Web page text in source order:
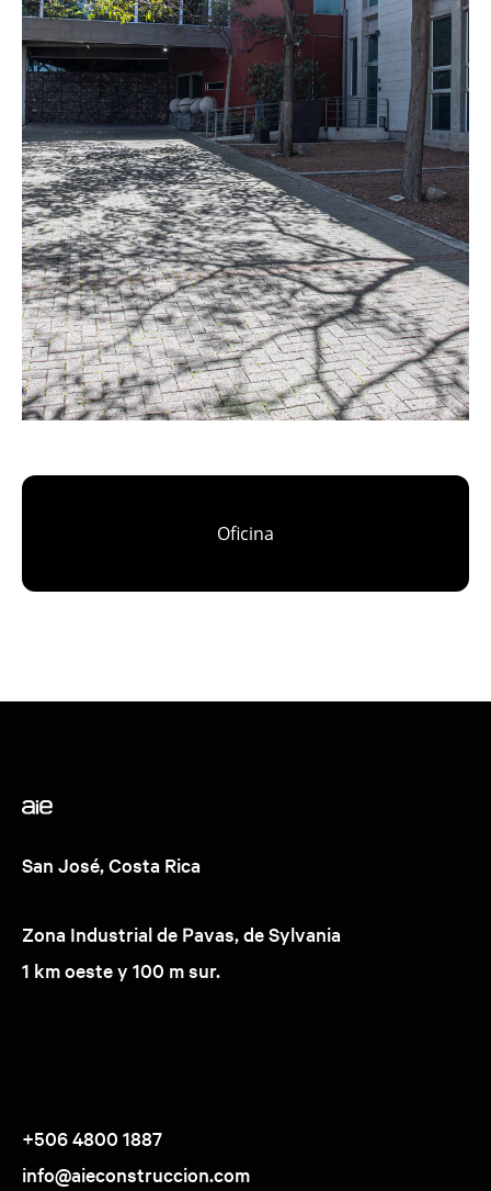
Oficina
San José, Costa Rica
Zona Industrial de Pavas, de Sylvania
1 km oeste y 100 m sur.
+506 4800 1887
info@aieconstruccion.com